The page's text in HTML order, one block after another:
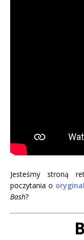
Jesteśmy stroną
poczytania o
Bash?